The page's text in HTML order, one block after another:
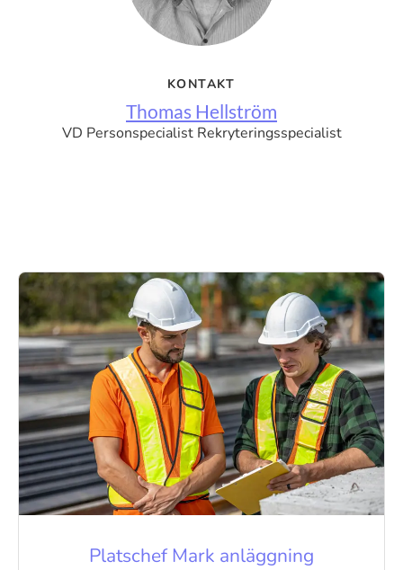
KONTAKT
Thomas Hellström
VD Personspecialist Rekryteringsspecialist
Platschef Mark anläggning